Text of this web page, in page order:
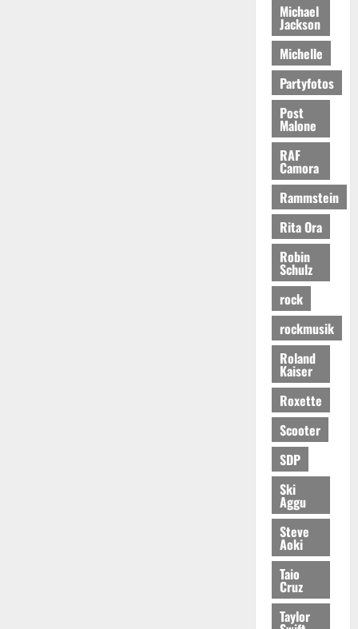
Michael
Jackson
Michelle
Partyfotos
Post
Malone
RAF
Camora
Rammstein
Rita Ora
Robin
Schulz
rock
rockmusik
Roland
Kaiser
Roxette
Scooter
SDP
Ski
Aggu
Steve
Aoki
Taio
Cruz
Taylor